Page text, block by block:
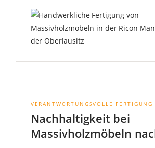
VERANTWORTUNGSVOLLE FERTIGUNG
Nachhaltigkeit bei
Massivholzmöbeln